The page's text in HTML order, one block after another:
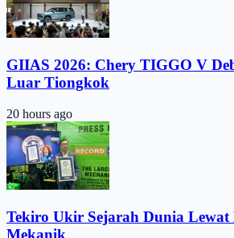
GIIAS 2026: Chery TIGGO V
Luar Tiongkok
20 hours ago
Tekiro Ukir Sejarah Dunia Lewat
Mekanik